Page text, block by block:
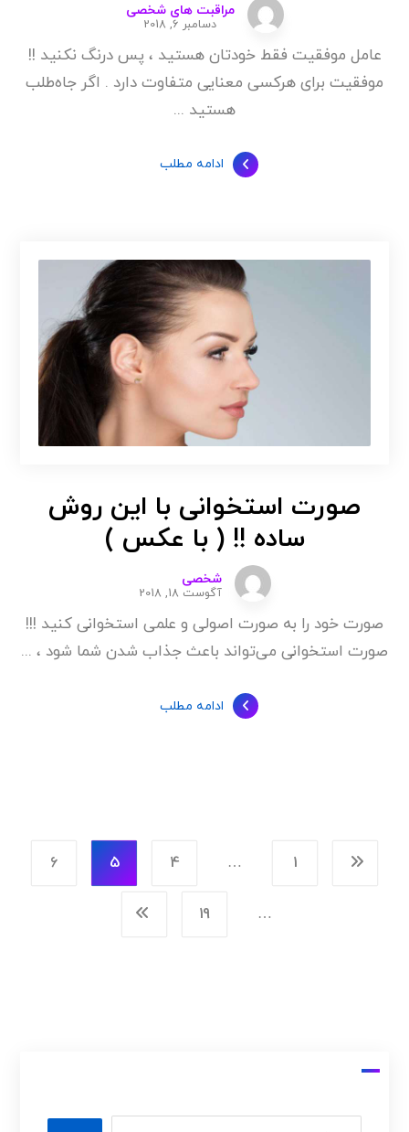
مراقبت های شخصی
دسامبر 6, 2018
عامل موفقیت فقط خودتان هستید ، پس درنگ نکنید !!
موفقیت برای هرکسی معنایی متفاوت دارد . اگر جاه‌طلب
هستید ...
ادامه مطلب
صورت استخوانی با این روش
ساده !! ( با عکس )
شخصی
آگوست 18, 2018
صورت خود را به صورت اصولی و علمی استخوانی کنید !!!
صورت استخوانی می‌تواند باعث جذاب شدن شما شود ، ...
ادامه مطلب
1
…
4
5
6
…
19